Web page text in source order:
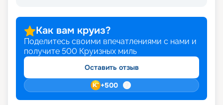
стоимость путешествия. Бронируйте круиз
прямо на этой странице сайта.
Как вам круиз?
Поделитесь своими впечатлениями с нами и
получите 500 Круизных миль
Оставить отзыв
+500